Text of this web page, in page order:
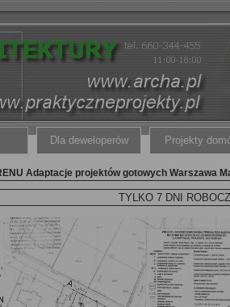
Dla deweloperów Projekty
Adaptacje projektów gotowych Warszawa
TYLKO 7 DNI